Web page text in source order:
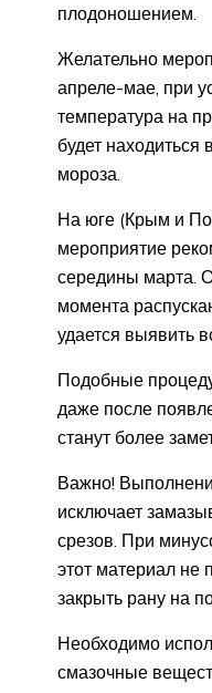
плодоношением.
Желательно
апреле-мае, при
температура на
будет находиться
мороза.
На юге (Крым и
мероприятие
середины марта.
момента
удается выявить
Подобные
даже после
станут более
Важно!
исключает
срезов. При
этот материал не
закрыть рану на
Необходимо
смазочные